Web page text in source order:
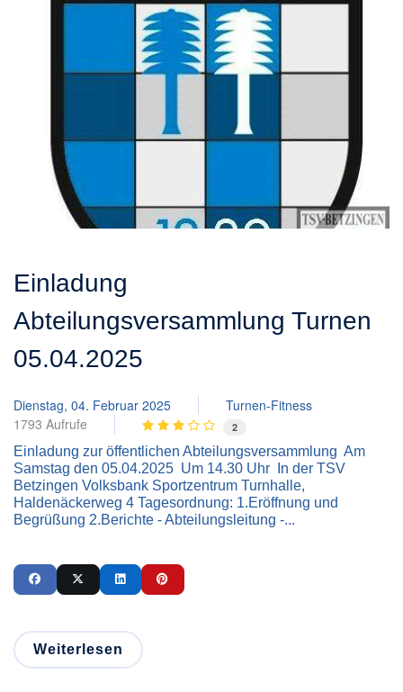
Einladung
Abteilungsversammlung Turnen
05.04.2025
Dienstag, 04. Februar 2025
Turnen-Fitness
1793 Aufrufe
2
Einladung zur öffentlichen Abteilungsversammlung Am
Samstag den 05.04.2025 Um 14.30 Uhr In der TSV
Betzingen Volksbank Sportzentrum Turnhalle,
Haldenäckerweg 4 Tagesordnung: 1.Eröffnung und
Begrüßung 2.Berichte - Abteilungsleitung -...
Weiterlesen